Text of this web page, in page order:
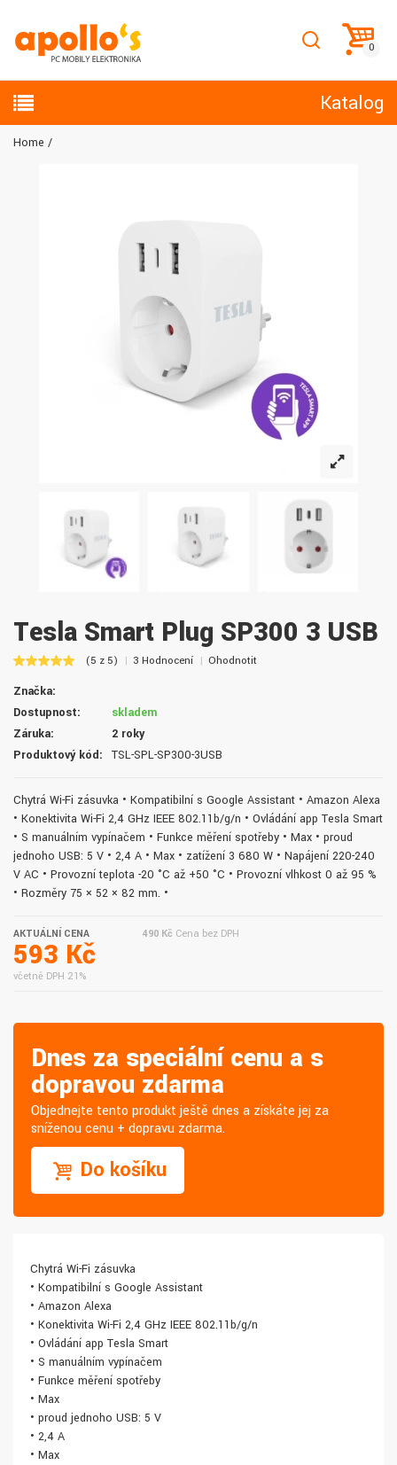
Katalog
Home
Tesla Smart Plug SP300 3 USB
(5 z 5) 3 Hodnocení Ohodnotit
Značka:
Dostupnost:
skladem
Záruka:
2 roky
Produktový kód:
TSL-SPL-SP300-3USB
Chytrá Wi-Fi zásuvka • Kompatibilní s Google Assistant • Amazon Alexa
• Konektivita Wi-Fi 2,4 GHz IEEE 802.11b/g/n • Ovládání app Tesla Smart
• S manuálním vypínačem • Funkce měření spotřeby • Max • proud
jednoho USB: 5 V • 2,4 A • Max • zatížení 3 680 W • Napájení 220-240
V AC • Provozní teplota -20 °C až +50 °C • Provozní vlhkost 0 až 95 %
• Rozměry 75 × 52 × 82 mm. •
AKTUÁLNÍ CENA
593 Kč
včetně DPH 21%
490 Kč Cena bez DPH
Dnes za speciální cenu a s
dopravou zdarma
Objednejte tento produkt ještě dnes a získáte jej za
sníženou cenu + dopravu zdarma.
Do košíku
Chytrá Wi-Fi zásuvka
• Kompatibilní s Google Assistant
• Amazon Alexa
• Konektivita Wi-Fi 2,4 GHz IEEE 802.11b/g/n
• Ovládání app Tesla Smart
• S manuálním vypínačem
• Funkce měření spotřeby
• Max
• proud jednoho USB: 5 V
• 2,4 A
• Max